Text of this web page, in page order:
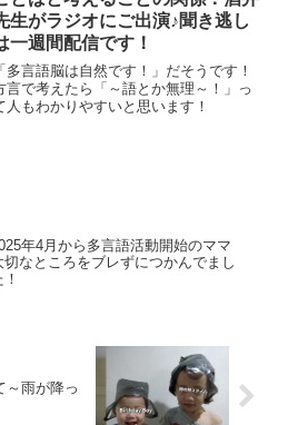
生がラジオにご出演♪聞き逃し
一週間配信です！
「多言語脳は自然です！」だそうです！
言で考えたら「～語とか無理～！」っ
人もわかりやすいと思います！
年4月から多言語活動開始のママ
切なところをブレずにつかんでまし
～雨が降っ